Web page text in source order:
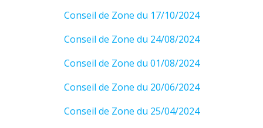
Conseil de Zone du 17/10/2024
Conseil de Zone du 24/08/2024
Conseil de Zone du 01/08/2024
Conseil de Zone du 20/06/2024
Conseil de Zone du 25/04/2024